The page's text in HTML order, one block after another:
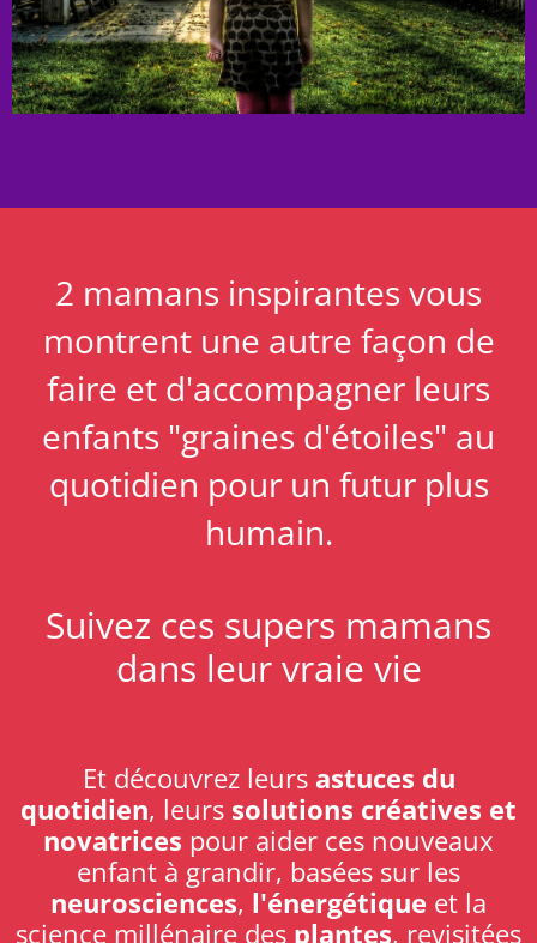
2 mamans inspirantes vous
montrent une autre façon de
faire et d'accompagner leurs
enfants "graines d'étoiles" au
quotidien pour un futur plus
humain.
Suivez ces supers mamans
dans leur vraie vie
Et découvrez leurs astuces du
quotidien, leurs solutions créatives et
novatrices pour aider ces nouveaux
enfant à grandir, basées sur les
neurosciences, l'énergétique et la
science millénaire des plantes, revisitées